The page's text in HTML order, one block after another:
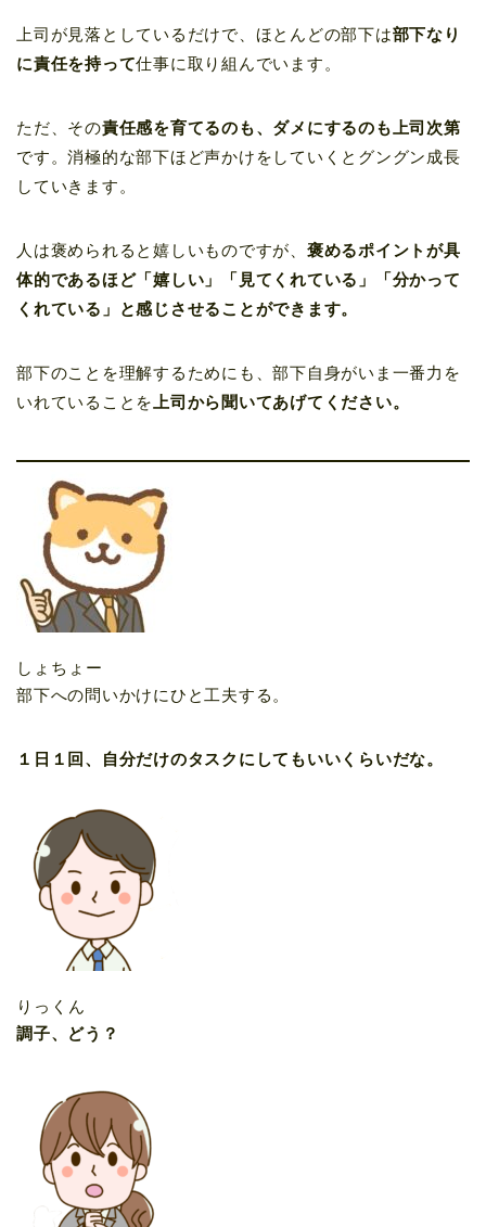
上司が見落としているだけで、ほとんどの部下は部下なり
に責任を持って仕事に取り組んでいます。
ただ、その責任感を育てるのも、ダメにするのも上司次第
です。消極的な部下ほど声かけをしていくとグングン成長
していきます。
人は褒められると嬉しいものですが、 褒めるポイントが具
体的であるほど「嬉しい」「見てくれている」「分かって
くれている」と感じさせることができます。
部下のことを理解するためにも、部下自身がいま一番力を
いれていることを 上司から聞いてあげてください。
しょちょー
部下への問いかけにひと工夫する。
１日１回、自分だけのタスクにしてもいいくらいだな。
りっくん
調子、どう？